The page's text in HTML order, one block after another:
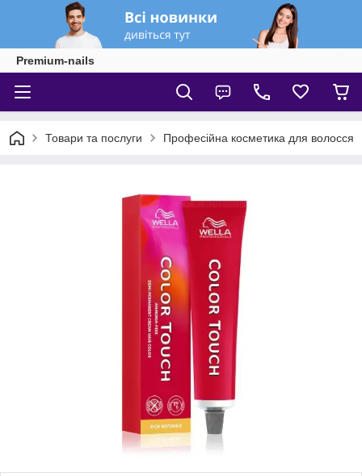
Premium-nails
Товари та послуги Професійна косметика для волосся